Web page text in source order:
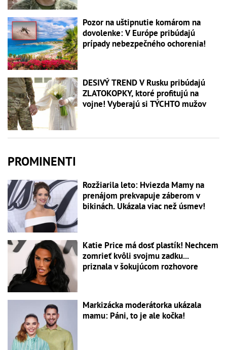
Pozor na uštipnutie komárom na
dovolenke: V Európe pribúdajú
prípady nebezpečného ochorenia!
DESIVÝ TREND V Rusku pribúdajú
ZLATOKOPKY, ktoré profitujú na
vojne! Vyberajú si TÝCHTO mužov
PROMINENTI
Rozžiarila leto: Hviezda Mamy na
prenájom prekvapuje záberom v
bikinách. Ukázala viac než úsmev!
Katie Price má dosť plastík! Nechcem
zomrieť kvôli svojmu zadku...
priznala v šokujúcom rozhovore
Markizácka moderátorka ukázala
mamu: Páni, to je ale kočka!